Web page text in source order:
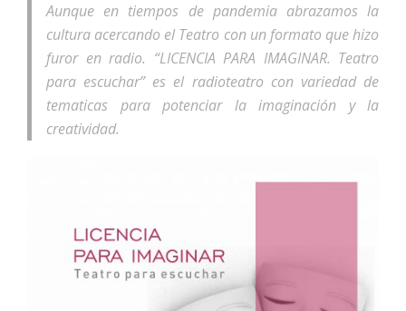
Aunque en tiempos de pandemia abrazamos la
cultura acercando el Teatro con un formato que hizo
furor en radio. “LICENCIA PARA IMAGINAR. Teatro
para escuchar” es el radioteatro con variedad de
tematicas para potenciar la imaginación y la
creatividad.